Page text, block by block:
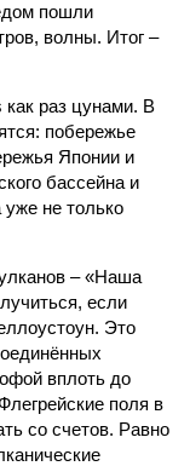
пошли
волны. Итог –
как раз цунами. В
побережье
Японии и
бассейна и
не только
– «Наша
если
Это
вплоть до
поля в
со счетов. Равно